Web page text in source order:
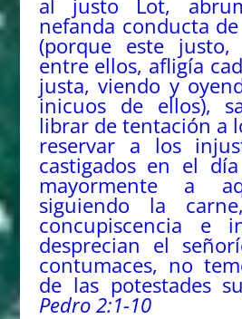
al justo Lot,
nefanda conducta
(porque este justo,
entre ellos, afligía
justa, viendo y
inicuos de ellos),
librar de tentación a
reservar a los
castigados en el
mayormente a
siguiendo la
concupiscencia e
desprecian el
contumaces, no
de las potestades
Pedro 2:1-10